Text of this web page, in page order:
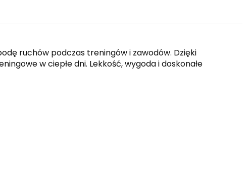
ruchów podczas treningów i zawodów. Dzięki
w ciepłe dni. Lekkość, wygoda i doskonałe